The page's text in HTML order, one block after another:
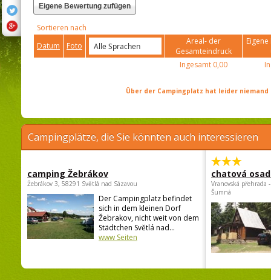
Eigene Bewertung zufügen
Sortieren nach
Datum
Foto
Areal- der
Gesamteindruck
Ingesamt 0,00
Über der Campingplatz hat leider
Campingplätze, die Sie könnten auch interessieren
camping Žebrákov
Žebrákov 3, 58291 Světlá nad Sázavou
Der Campingplatz befindet
sich in dem kleinen Dorf
Žebrakov, nicht weit von dem
Städtchen Světlá nad...
www Seiten
chatová
Vranovská přehrada
Šumná